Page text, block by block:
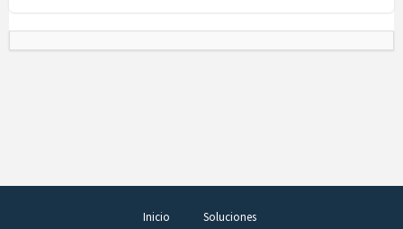
Inicio Soluciones